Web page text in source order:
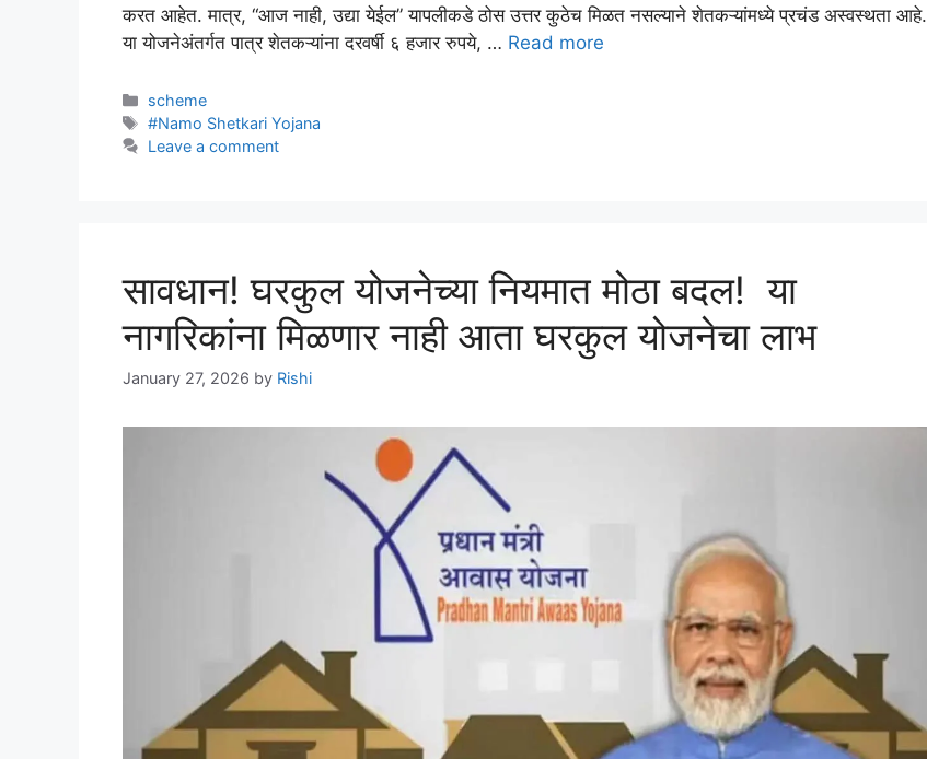
करत आहेत. मात्र, “आज नाही, उद्या येईल” यापलीकडे ठोस उत्तर कुठेच मिळत नसल्याने शेतकऱ्यांमध्ये प्रचंड अस्वस्थता आहे.
या योजनेअंतर्गत पात्र शेतकऱ्यांना दरवर्षी ६ हजार रुपये, … Read more
Categories
scheme
Tags
#Namo Shetkari Yojana
Leave a comment
सावधान! घरकुल योजनेच्या नियमात मोठा बदल! या
नागरिकांना मिळणार नाही आता घरकुल योजनेचा लाभ
January 27, 2026 by Rishi